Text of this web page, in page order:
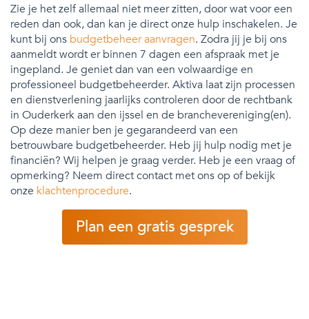
Zie je het zelf allemaal niet meer zitten, door wat voor een
reden dan ook, dan kan je direct onze hulp inschakelen. Je
kunt bij ons budgetbeheer aanvragen. Zodra jij je bij ons
aanmeldt wordt er binnen 7 dagen een afspraak met je
ingepland. Je geniet dan van een volwaardige en
professioneel budgetbeheerder. Aktiva laat zijn processen
en dienstverlening jaarlijks controleren door de rechtbank
in Ouderkerk aan den ijssel en de branchevereniging(en).
Op deze manier ben je gegarandeerd van een
betrouwbare budgetbeheerder. Heb jij hulp nodig met je
financiën? Wij helpen je graag verder. Heb je een vraag of
opmerking? Neem direct contact met ons op of bekijk
onze klachtenprocedure.
Plan een gratis gesprek